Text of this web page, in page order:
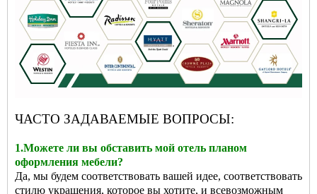
ЧАСТО ЗАДАВАЕМЫЕ ВОПРОСЫ:
1.Можете ли вы обставить мой отель планом
оформления мебели?
Да, мы будем соответствовать вашей идее, соответствовать
стилю украшения, которое вы хотите, и всевозможным